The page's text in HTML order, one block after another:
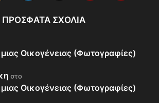
ΠΡΌΣΦΑΤΑ ΣΧΌΛΙΑ
Οικογένειας (Φωτογραφίες)
στο
Οικογένειας (Φωτογραφίες)